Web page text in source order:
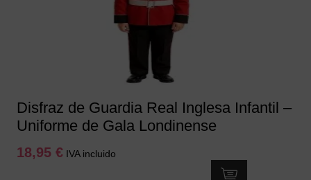
Disfraz de Guardia Real Inglesa Infantil –
Uniforme de Gala Londinense
18,95 € IVA incluido